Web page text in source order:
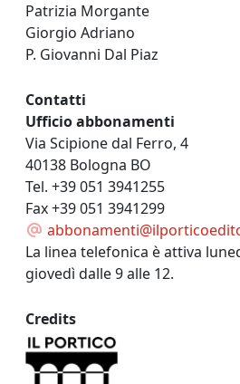
Patrizia Morgante
Giorgio Adriano
P. Giovanni Dal Piaz
Contatti
Ufficio abbonamenti
Via Scipione dal Ferro, 4
40138 Bologna BO
Tel. +39 051 3941255
Fax +39 051 3941299
La linea telefonica è attiva
giovedì dalle 9 alle 12.
Credits